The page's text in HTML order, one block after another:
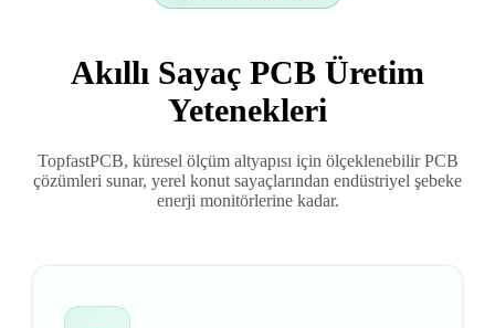
Akıllı Sayaç PCB Üretim
Yetenekleri
TopfastPCB, küresel ölçüm altyapısı için ölçeklenebilir PCB
çözümleri sunar, yerel konut sayaçlarından endüstriyel şebeke
enerji monitörlerine kadar.